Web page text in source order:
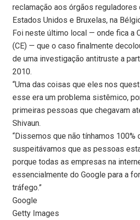
reclamação aos órgãos reguladores
Estados Unidos e Bruxelas, na
Foi neste último local — onde fica a
(CE) — que o caso finalmente
de uma investigação antitruste a
2010.
“Uma das coisas que eles nos
esse era um problema sistêmico,
primeiras pessoas que chegavam
Shivaun.
“Dissemos que não tínhamos 100%
suspeitávamos que as pessoas
porque todas as empresas na
essencialmente do Google para a
tráfego.”
Google
Getty Images